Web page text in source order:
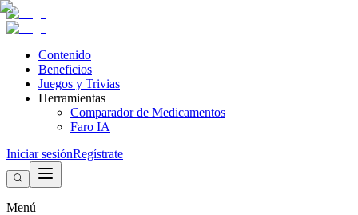
Contenido
Beneficios
Juegos y Trivias
Herramientas
Comparador de Medicamentos
Faro IA
Iniciar sesiónRegístrate
Menú